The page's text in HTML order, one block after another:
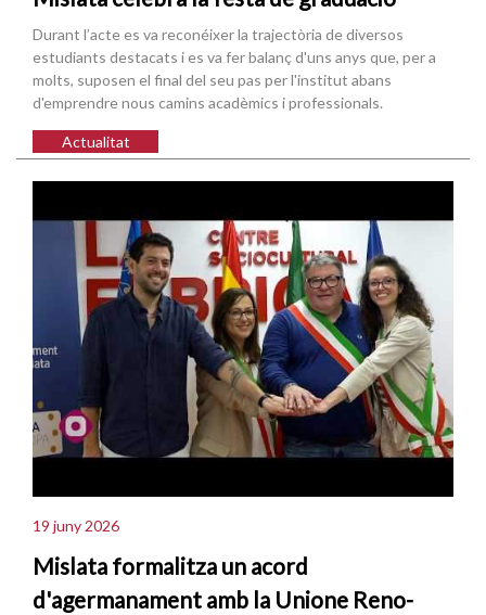
Durant l’acte es va reconéixer la trajectòria de diversos
estudiants destacats i es va fer balanç d'uns anys que, per a
molts, suposen el final del seu pas per l'institut abans
d'emprendre nous camins acadèmics i professionals.
Actualitat
19 juny 2026
Mislata formalitza un acord
d'agermanament amb la Unione Reno-